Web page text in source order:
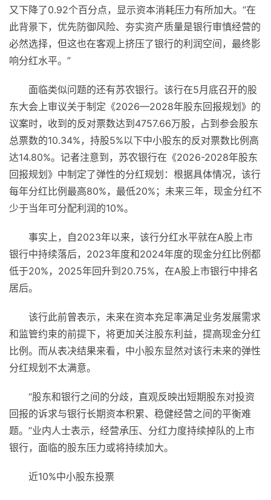
又下降了0.92个百分点，显示资本消耗压力有所加大。“在
此背景下，优先防御风险、夯实资产质量是银行审慎经营的
必然选择，但这也在客观上挤压了银行的利润空间，最终影
响分红水平。”
面临类似问题的还有苏农银行。该行在5月底召开的股
东大会上审议关于制定《2026—2028年股东回报规划》的
议案时，收到的反对票数达到4757.66万股，占到参会股东
总票数的10.34%，持股5%以下中小股东的反对票数比例高
达14.80%。记者注意到，苏农银行在《2026-2028年股东
回报规划》中制定了弹性的分红规划：根据具体情况，该行
每年分红比例最高80%，最低20%；未来三年，现金分红不
少于当年可分配利润的10%。
事实上，自2023年以来，该行分红水平就在A股上市
银行中持续落后，2023年度和2024年度的现金分红比例都
低于20%，2025年回升到20.75%，在A股上市银行中排名
居后。
该行此前曾表示，未来在资本充足率满足业务发展需求
和监管约束的前提下，将更加关注股东利益，提高现金分红
比例。而从表决结果来看，中小股东显然对该行未来的弹性
分红规划不太满意。
“股东和银行之间的分歧，直观反映出短期股东对投资
回报的诉求与银行长期资本积累、稳健经营之间的平衡难
题。”业内人士表示，经营承压、分红力度持续掉队的上市
银行，面临的股东压力或将持续加大。
近10%中小股东投票